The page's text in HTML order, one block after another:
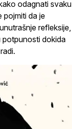
odagnati svaku
pojmiti da je
refleksije,
potpunosti dokida